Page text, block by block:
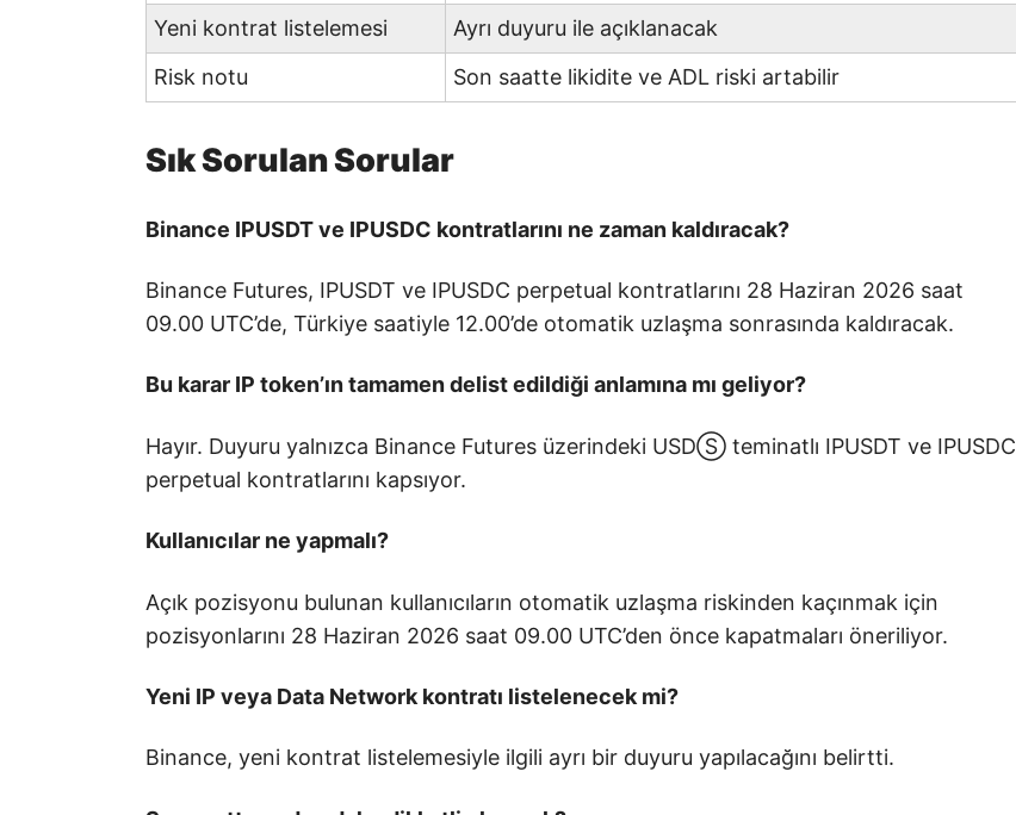
Yeni kontrat listelemesi
Ayrı duyuru ile açıklanacak
Risk notu
Son saatte likidite ve ADL riski artabilir
Sık Sorulan Sorular
Binance IPUSDT ve IPUSDC kontratlarını ne zaman kaldıracak?
Binance Futures, IPUSDT ve IPUSDC perpetual kontratlarını 28 Haziran 2026 saat
09.00 UTC’de, Türkiye saatiyle 12.00’de otomatik uzlaşma sonrasında kaldıracak.
Bu karar IP token’ın tamamen delist edildiği anlamına mı geliyor?
Hayır. Duyuru yalnızca Binance Futures üzerindeki USDⓈ teminatlı IPUSDT ve IPUSDC
perpetual kontratlarını kapsıyor.
Kullanıcılar ne yapmalı?
Açık pozisyonu bulunan kullanıcıların otomatik uzlaşma riskinden kaçınmak için
pozisyonlarını 28 Haziran 2026 saat 09.00 UTC’den önce kapatmaları öneriliyor.
Yeni IP veya Data Network kontratı listelenecek mi?
Binance, yeni kontrat listelemesiyle ilgili ayrı bir duyuru yapılacağını belirtti.